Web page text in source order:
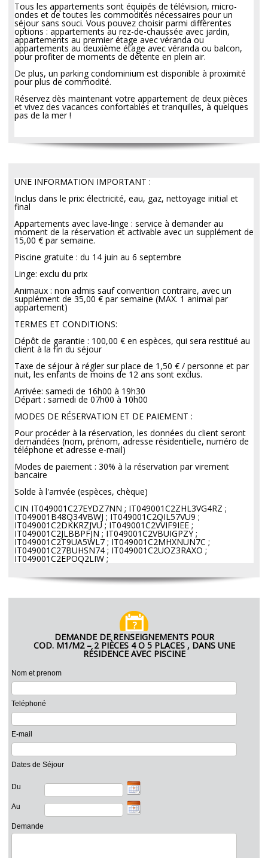
Tous les appartements sont équipés de télévision, micro-
ondes et de toutes les commodités nécessaires pour un
séjour sans souci. Vous pouvez choisir parmi différentes
options : appartements au rez-de-chaussée avec jardin,
appartements au premier étage avec véranda ou
appartements au deuxième étage avec véranda ou balcon,
pour profiter de moments de détente en plein air.
De plus, un parking condominium est disponible à proximité
pour plus de commodité.
Réservez dès maintenant votre appartement de deux pièces
et vivez des vacances confortables et tranquilles, à quelques
pas de la mer !
UNE INFORMATION IMPORTANT :
Inclus dans le prix: électricité, eau, gaz, nettoyage initial et
final
Appartements avec lave-linge : service à demander au
moment de la réservation et activable avec un supplément de
15,00 € par semaine.
Piscine gratuite : du 14 juin au 6 septembre
Linge: exclu du prix
Animaux : non admis sauf convention contraire, avec un
supplément de 35,00 € par semaine (MAX. 1 animal par
appartement)
TERMES ET CONDITIONS:
Dépôt de garantie : 100,00 € en espèces, qui sera restitué au
client à la fin du séjour
Taxe de séjour à régler sur place de 1,50 € / personne et par
nuit, les enfants de moins de 12 ans sont exclus.
Arrivée: samedi de 16h00 à 19h30
Départ : samedi de 07h00 à 10h00
MODES DE RÉSERVATION ET DE PAIEMENT :
Pour procéder à la réservation, les données du client seront
demandées (nom, prénom, adresse résidentielle, numéro de
téléphone et adresse e-mail)
Modes de paiement : 30% à la réservation par virement
bancaire
Solde à l'arrivée (espèces, chèque)
CIN IT049001C27EYDZ7NN ; IT049001C2ZHL3VG4RZ ;
IT049001B48Q34VBWJ ; IT049001C2QIL57VU9 ;
IT049001C2DKKRZJVU ; IT049001C2VVIF9IEE ;
IT049001C2JLBBPFJN ; IT049001C2VBUIGPZY ;
IT049001C2T9UA5WL7 ; IT049001C2MHXNUN7C ;
IT049001C27BUHSN74 ; IT049001C2UOZ3RAXO ;
IT049001C2EPOQ2LIW ;
DEMANDE DE RENSEIGNEMENTS POUR
COD. M1/M2 – 2 PIÈCES 4 O 5 PLACES , DANS UNE
RÉSIDENCE AVEC PISCINE
Nom et prenom
Teléphoné
E-mail
Dates de Séjour
Du
Au
Demande